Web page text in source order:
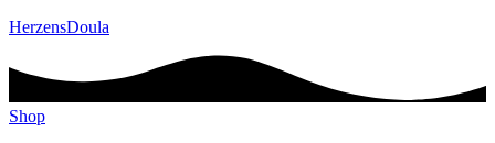
HerzensDoula
Shop